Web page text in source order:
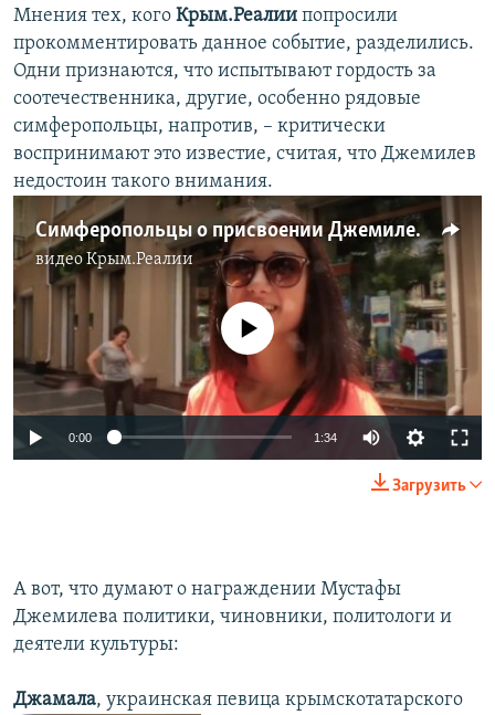
Мнения тех, кого Крым.Реалии попросили
прокомментировать данное событие, разделились.
Одни признаются, что испытывают гордость за
соотечественника, другие, особенно рядовые
симферопольцы, напротив, – критически
воспринимают это известие, считая, что Джемилев
недостоин такого внимания.
Симферопольцы о присвоении Джемилеву премии «Солидарность»
видеоКрым.Реалии
No media source currently available
0:00 1:34
Загрузить
А вот, что думают о награждении Мустафы
Джемилева политики, чиновники, политологи и
деятели культуры:
Джамала, украинская певица крымскотатарского